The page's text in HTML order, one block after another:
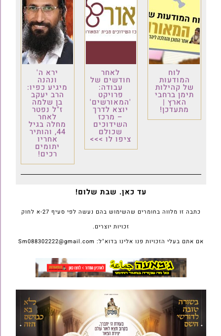
לוח
המודעות
של קהילות
תימן ברחבי
הארץ |
מתעדכן!
לאחר
חודשים של
עבודה:
פרויקט
'המאורשים'
יוצא לדרך
– מרכז
השידוכים
שכולם
ציפו לו >>>
ירא ה'
ונהנה
מיגיע כפיו:
הרב יעקב
בן שלמה
ז"ל נפטר
לאחר
מחלה בגיל
44, והותיר
אחריו
יתומים
רכים!
עד כאן. שבת שלום!
כתבה זו מלווה בחומרים שהשימוש בהם נעשה לפי סעיף 27-א לחוק
זכויות יוצרים.
אם אתם בעלי הזכויות פנו אלינו בדוא"ל: Sm088302222@gmail.com